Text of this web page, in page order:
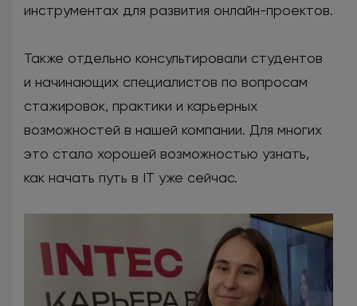
инструментах для развития онлайн-проектов.
Также отдельно консультировали студентов
и начинающих специалистов по вопросам
стажировок, практики и карьерных
возможностей в нашей компании. Для многих
это стало хорошей возможностью узнать,
как начать путь в IT уже сейчас.